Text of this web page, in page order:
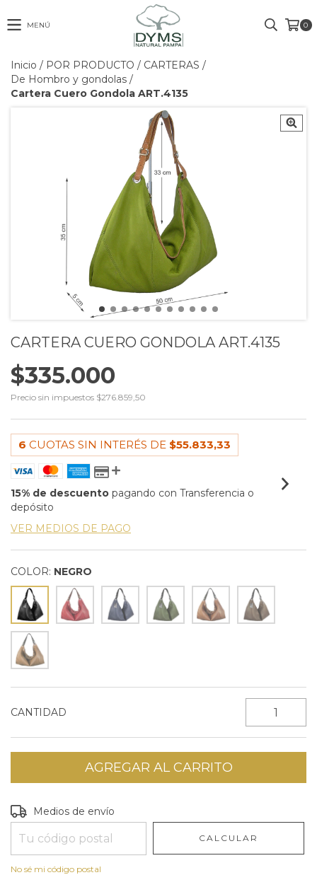
MENÚ 0
Inicio / POR PRODUCTO / CARTERAS /
De Hombro y gondolas /
Cartera Cuero Gondola ART.4135
CARTERA CUERO GONDOLA ART.4135
$335.000
Precio sin impuestos $276.859,50
6 CUOTAS SIN INTERÉS DE $55.833,33
15% de descuento pagando con Transferencia o
depósito
VER MEDIOS DE PAGO
COLOR: NEGRO
CANTIDAD
Entregas para el CP:
Medios de envío
CALCULAR
No sé mi código postal